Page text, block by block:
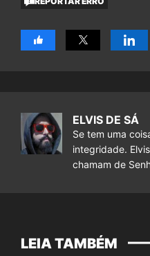
ELVIS DE SÁ
Se tem uma
integridade.
chamam de
LEIA TAMBÉM